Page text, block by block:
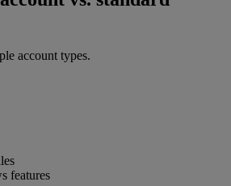
account types.
features